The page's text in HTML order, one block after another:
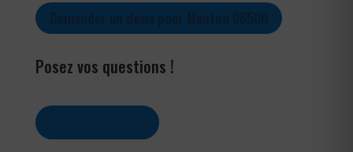
Posez vos questions !